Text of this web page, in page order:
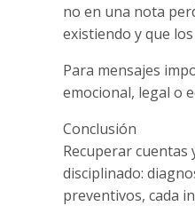
no en una nota
existiendo y que
Para mensajes
emocional, legal o
Conclusión
Recuperar
disciplinado:
preventivos, cada